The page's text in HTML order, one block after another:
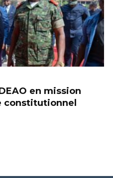
en mission
constitutionnel